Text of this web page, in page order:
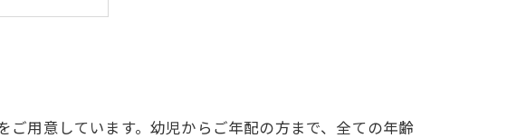
用意しています。幼児からご年配の方まで、全ての年齢